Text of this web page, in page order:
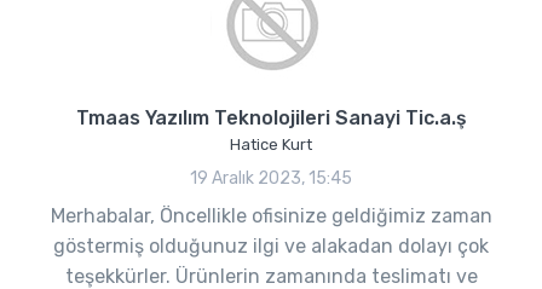
Tmaas Yazılım Teknolojileri Sanayi Tic.a.ş
Hatice Kurt
19 Aralık 2023, 15:45
Merhabalar, Öncellikle ofisinize geldiğimiz zaman
göstermiş olduğunuz ilgi ve alakadan dolayı çok
teşekkürler. Ürünlerin zamanında teslimatı ve